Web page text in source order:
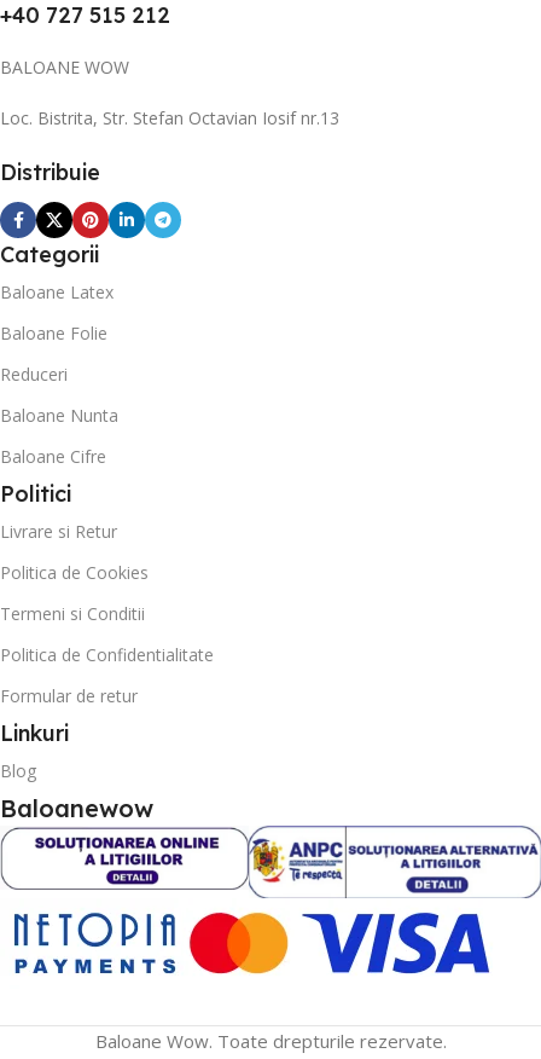
+40 727 515 212
BALOANE WOW
Loc. Bistrita, Str. Stefan Octavian Iosif nr.13
Distribuie
Categorii
Baloane Latex
Baloane Folie
Reduceri
Baloane Nunta
Baloane Cifre
Politici
Livrare si Retur
Politica de Cookies
Termeni si Conditii
Politica de Confidentialitate
Formular de retur
Linkuri
Blog
Baloanewow
Baloane Wow. Toate drepturile rezervate.